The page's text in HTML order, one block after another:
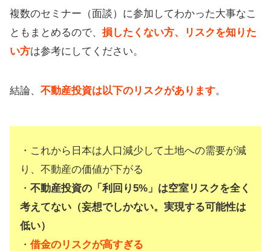
複数のセミナー（面談）に参加してわかった大事なこ
ともまとめるので、 損したくない方、リスクを知りた
い方は参考にしてください。
結論、 不動産投資は以下のリスクがあります。
・これから日本は人口減少して土地への需要が減
り、不動産の価値が下がる
・ 不動産投資の「利回り5%」は空室リスクを全く
考えてない（妄想でしかない。実現する可能性は
低い）
・ 借金のリスクが高すぎる